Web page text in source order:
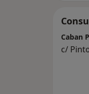
Caban
c/